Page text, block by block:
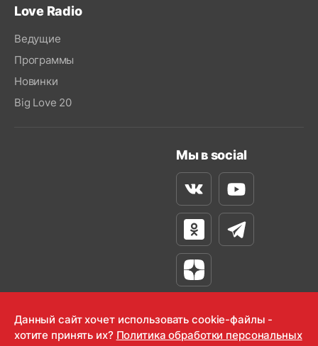
Love Radio
Ведущие
Программы
Новинки
Big Love 20
Мы в social
ВконтактеYoutube
Одноклассники
Телеграм
Яндекс Дзен
Данный сайт хочет использовать cookie-файлы -
хотите принять их? Политика обработки персональных